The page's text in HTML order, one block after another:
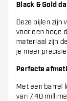
Black & Gold
Deze pijlen zijn
voor een hoge
materiaal zijn
je meer
Perfecte
Met een barrel
van 7,40